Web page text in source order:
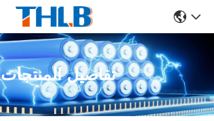
تفاصيل المنتجات